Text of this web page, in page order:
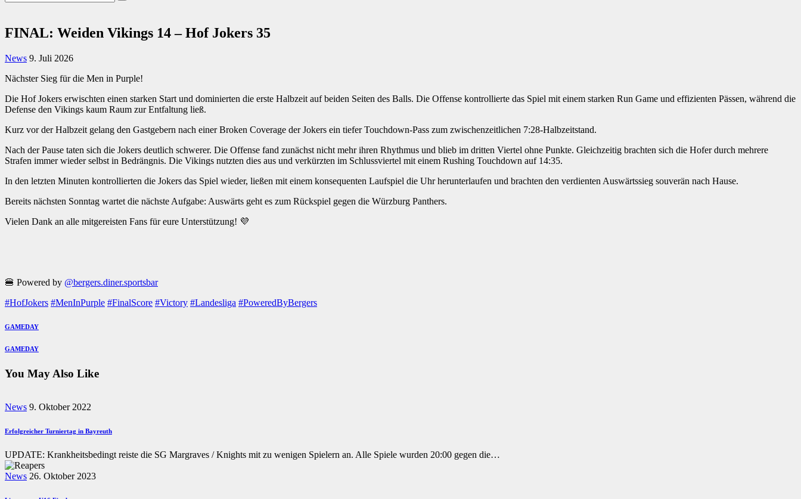
FINAL: Weiden Vikings 14 – Hof Jokers 35
News 9. Juli 2026
Nächster Sieg für die Men in Purple!
Die Hof Jokers erwischten einen starken Start und dominierten die erste Halbzeit auf beiden Seiten des Balls. Die Offense kontrollierte das Spiel mit einem starken Run Game und effizienten Pässen, während die
Defense den Vikings kaum Raum zur Entfaltung ließ.
Kurz vor der Halbzeit gelang den Gastgebern nach einer Broken Coverage der Jokers ein tiefer Touchdown-Pass zum zwischenzeitlichen 7:28-Halbzeitstand.
Nach der Pause taten sich die Jokers deutlich schwerer. Die Offense fand zunächst nicht mehr ihren Rhythmus und blieb im dritten Viertel ohne Punkte. Gleichzeitig brachten sich die Hofer durch mehrere
Strafen immer wieder selbst in Bedrängnis. Die Vikings nutzten dies aus und verkürzten im Schlussviertel mit einem Rushing Touchdown auf 14:35.
In den letzten Minuten kontrollierten die Jokers das Spiel wieder, ließen mit einem konsequenten Laufspiel die Uhr herunterlaufen und brachten den verdienten Auswärtssieg souverän nach Hause.
Bereits nächsten Sonntag wartet die nächste Aufgabe: Auswärts geht es zum Rückspiel gegen die Würzburg Panthers.
Vielen Dank an alle mitgereisten Fans für eure Unterstützung! 💜
🍔 Powered by @bergers.diner.sportsbar
#HofJokers #MenInPurple #FinalScore #Victory #Landesliga #PoweredByBergers
Beitragsnavigation
Previous
GAMEDAY
Next
GAMEDAY
You May Also Like
News 9. Oktober 2022
Erfolgreicher Turniertag in Bayreuth
UPDATE: Krankheitsbedingt reiste die SG Margraves / Knights mit zu wenigen Spielern an. Alle Spiele wurden 20:00 gegen die…
News 26. Oktober 2023